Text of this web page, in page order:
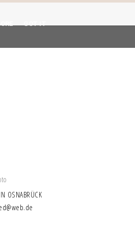
OSNABRÜCK
GOT IT